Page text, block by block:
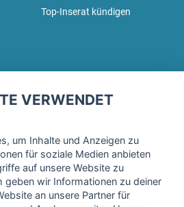
Top-Inserat kündigen
ein und erhalte regelmäßig
meiner Daten, wie in der
VERWENDET
um Inhalte und Anzeigen zu
für soziale Medien anbieten
auf unsere Website zu
geben wir Informationen zu deiner
an unsere Partner für